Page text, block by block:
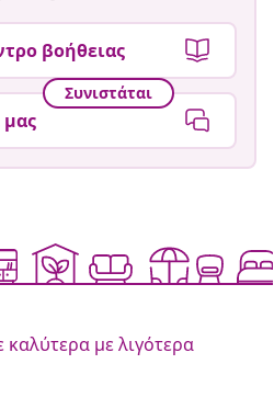
βοήθειας
Συνιστάται
μας
καλύτερα με λιγότερα